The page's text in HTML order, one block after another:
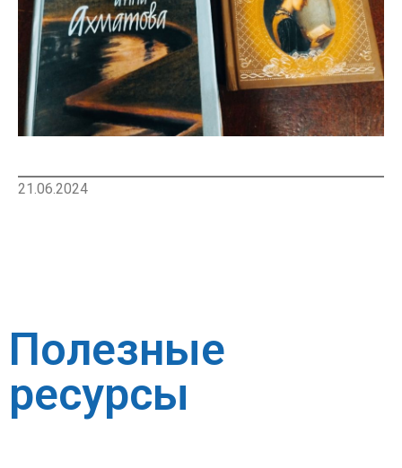
21.06.2024
Полезные
ресурсы